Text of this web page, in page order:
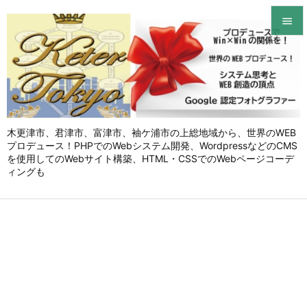
木更津市、君津市、富津市、袖ケ浦市の上総地域から、世界のWEB
プロデュース！PHPでのWebシステム開発、WordpressなどのCMS
を使用してのWebサイト構築、HTML・CSSでのWebページコーデ
ィングも


メニュ
サイド

前へ
